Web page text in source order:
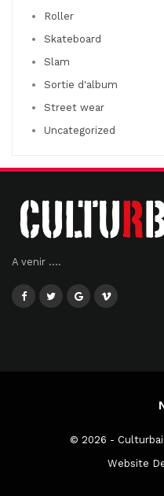
Roller
Skateboard
Slam
Sortie d'album
Street wear
Uncategorized
A venir ....
© 2026 -
Website